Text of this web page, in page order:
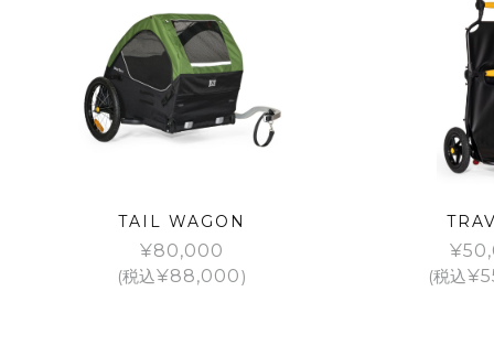
TAIL WAGON
¥80,000
(税込¥88,000)
¥
(税込¥